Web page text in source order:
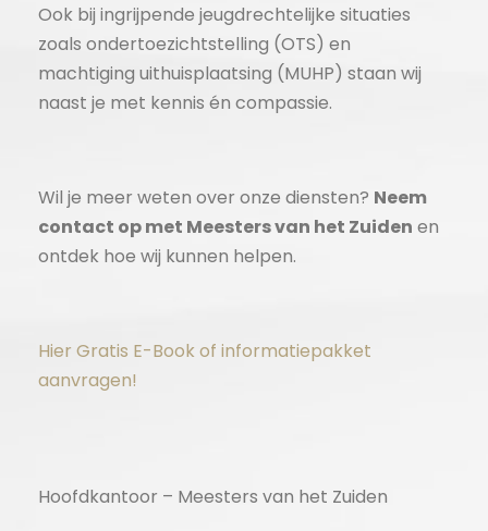
Ook bij ingrijpende jeugdrechtelijke situaties
zoals ondertoezichtstelling (OTS) en
machtiging uithuisplaatsing (MUHP) staan wij
naast je met kennis én compassie.
Wil je meer weten over onze diensten? Neem
contact op met Meesters van het Zuiden en
ontdek hoe wij kunnen helpen.
Hier Gratis E-Book of informatiepakket
aanvragen!
Hoofdkantoor – Meesters van het Zuiden